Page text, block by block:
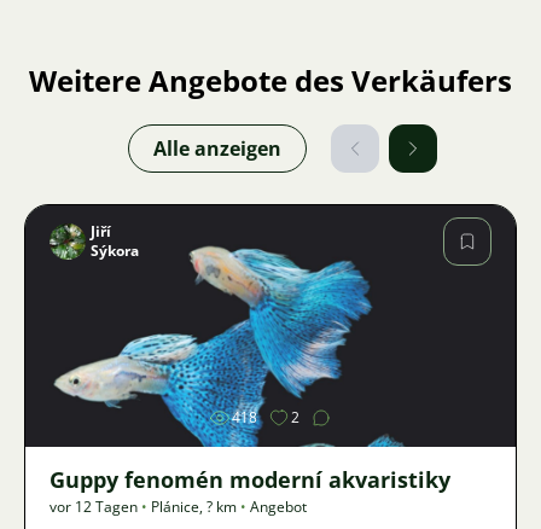
Weitere Angebote des Verkäufers
Alle anzeigen
Bild
Jiří
Sýkora
418 2
Guppy fenomén moderní akvaristiky
vor 12 Tagen • Plánice,? km • Angebot